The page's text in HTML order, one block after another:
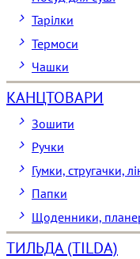
Тарілки
Термоси
Чашки
КАНЦТОВАРИ
Зошити
Ручки
Гумки, стругачки,
Папки
Щоденники,
ТИЛЬДА (TILDA)